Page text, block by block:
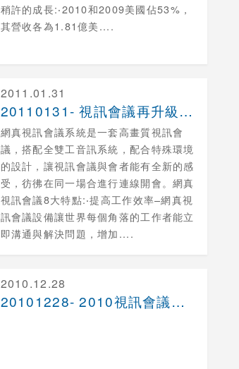
稍許的成長:‧2010和2009美國佔53%，
其營收各為1.81億美....
2011.01.31
20110131- 視訊會議再升級- 網真視訊會議....
網真視訊會議系統是一套高畫質視訊會
議，搭配全雙工音訊系統，配合特殊環境
的設計，讓視訊會議與會者能有全新的感
受，彷彿在同一場合進行連線開會。網真
視訊會議8大特點:‧提高工作效率–網真視
訊會議設備讓世界每個角落的工作者能立
即溝通與解決問題，增加....
2010.12.28
20101228- 2010視訊會議市場大回顧 威....